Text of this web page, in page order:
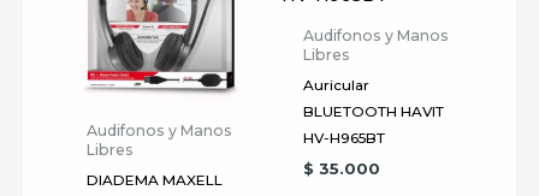
Nombre*
Audifonos y Manos
Libres
DIADEMA MAXELL
Audifonos y Manos
Libres
Auricular
BLUETOOTH HAVIT
HV-H965BT
$ 35.000